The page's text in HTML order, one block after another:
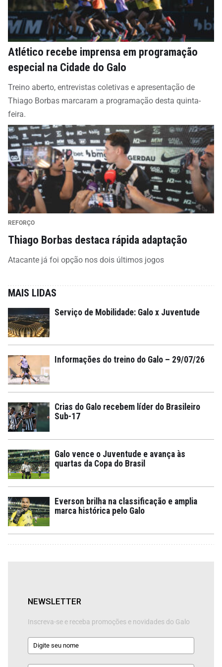
Atlético recebe imprensa em programação
especial na Cidade do Galo
Treino aberto, entrevistas coletivas e apresentação de
Thiago Borbas marcaram a programação desta quinta-
feira.
REFORÇO
Thiago Borbas destaca rápida adaptação
Atacante já foi opção nos dois últimos jogos
MAIS LIDAS
Serviço de Mobilidade: Galo x Juventude
Informações do treino do Galo – 29/07/26
Crias do Galo recebem líder do Brasileiro
Sub-17
Galo vence o Juventude e avança às
quartas da Copa do Brasil
Everson brilha na classificação e amplia
marca histórica pelo Galo
NEWSLETTER
Inscreva-se e receba promoções e novidades do Galo